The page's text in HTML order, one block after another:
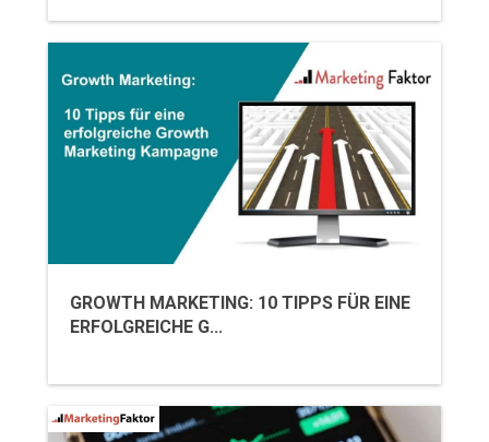
GROWTH MARKETING: 10 TIPPS FÜR EINE
ERFOLGREICHE G...